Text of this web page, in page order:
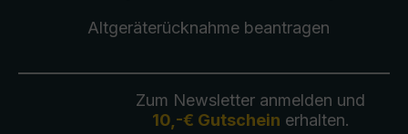
Altgeräterücknahmebeantragen
Zum Newsletter anmelden und
10,-€ Gutschein erhalten.